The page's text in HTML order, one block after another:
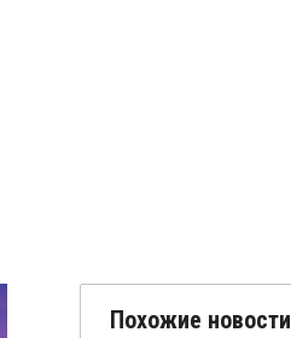
Похожие новости